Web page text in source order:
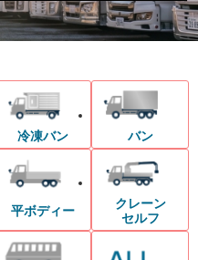
冷凍バン バン
平ボディー
クレーン
セルフ